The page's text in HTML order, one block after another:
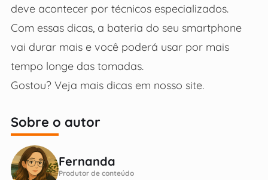
deve acontecer por técnicos especializados.
Com essas dicas, a bateria do seu smartphone
vai durar mais e você poderá usar por mais
tempo longe das tomadas.
Gostou? Veja mais dicas em nosso site.
Sobre o autor
Fernanda
Produtor de conteúdo